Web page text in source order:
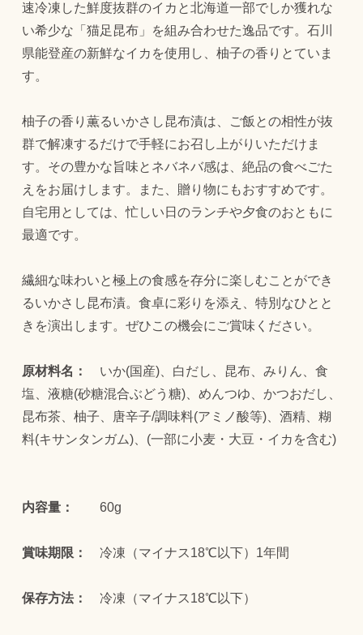
速冷凍した鮮度抜群のイカと北海道一部でしか獲れな
い希少な「猫足昆布」を組み合わせた逸品です。石川
県能登産の新鮮なイカを使用し、柚子の香りとていま
す。
柚子の香り薫るいかさし昆布漬は、ご飯との相性が抜
群で解凍するだけで手軽にお召し上がりいただけま
す。その豊かな旨味とネバネバ感は、絶品の食べごた
えをお届けします。また、贈り物にもおすすめです。
自宅用としては、忙しい日のランチや夕食のおともに
最適です。
繊細な味わいと極上の食感を存分に楽しむことができ
るいかさし昆布漬。食卓に彩りを添え、特別なひとと
きを演出します。ぜひこの機会にご賞味ください。
原材料名： いか(国産)、白だし、昆布、みりん、食
塩、液糖(砂糖混合ぶどう糖)、めんつゆ、かつおだし、
昆布茶、柚子、唐辛子/調味料(アミノ酸等)、酒精、糊
料(キサンタンガム)、(一部に小麦・大豆・イカを含む)
内容量： 60g
賞味期限： 冷凍（マイナス18℃以下）1年間
保存方法： 冷凍（マイナス18℃以下）